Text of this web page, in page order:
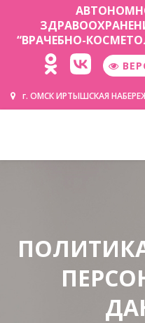
“ВРАЧЕБНО-
г. ОМСК ИРТЫШСКАЯ